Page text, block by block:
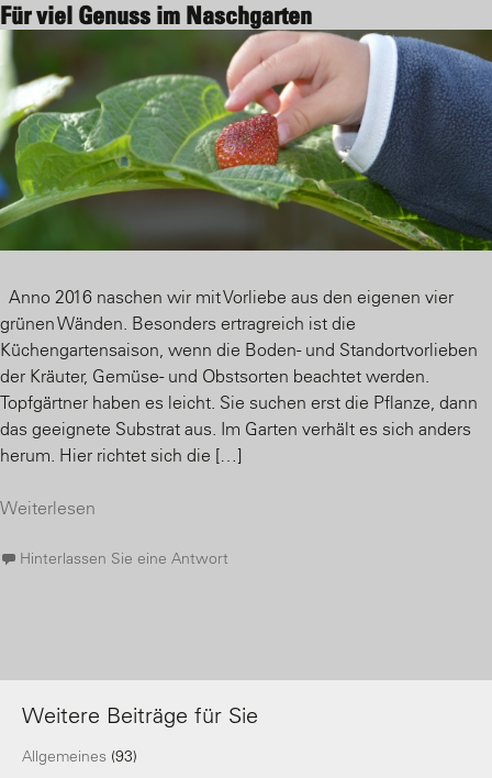
Für viel Genuss im Naschgarten
Anno 2016 naschen wir mit Vorliebe aus den eigenen vier
grünen Wänden. Besonders ertragreich ist die
Küchengartensaison, wenn die Boden- und Standortvorlieben
der Kräuter, Gemüse- und Obstsorten beachtet werden.
Topfgärtner haben es leicht. Sie suchen erst die Pflanze, dann
das geeignete Substrat aus. Im Garten verhält es sich anders
herum. Hier richtet sich die […]
Weiterlesen
Hinterlassen Sie eine Antwort
Weitere Beiträge für Sie
Allgemeines (93)